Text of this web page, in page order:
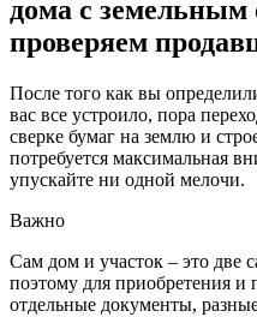
дома с земельным
проверяем
После того как вы
вас все устроило, пора
сверке бумаг на землю и
потребуется максимальная
упускайте ни одной мелочи.
Важно
Сам дом и участок – это две
поэтому для приобретения и
отдельные документы,